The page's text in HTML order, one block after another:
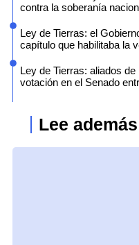
contra la soberanía
Ley de Tierras: el
capítulo que habilitaba la
Ley de Tierras: aliados
votación en el Senado
Lee además